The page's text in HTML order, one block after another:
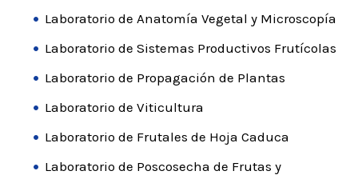
Laboratorio de Anatomía Vegetal y Microscopía
Laboratorio de Sistemas Productivos Frutícolas
Laboratorio de Propagación de Plantas
Laboratorio de Viticultura
Laboratorio de Frutales de Hoja Caduca
Laboratorio de Poscosecha de Frutas y